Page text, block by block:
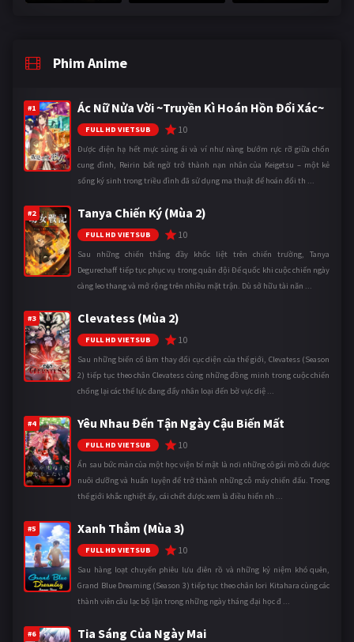
Phim Anime
#1 Ác Nữ Nửa Vời ~Truyền Kì Hoán Hồn Đổi Xác~
FULL HD VIETSUB 10
Được điện hạ hết mực sủng ái và ví như nàng bướm rực rỡ giữa chốn
cung đình, Reirin bất ngờ trở thành nạn nhân của Keigetsu – một kẻ
sống ký sinh trong triều đình đã sử dụng ma thuật để hoán đổi th ...
#2 Tanya Chiến Ký (Mùa 2)
FULL HD VIETSUB 10
Sau những chiến thắng đầy khốc liệt trên chiến trường, Tanya
Degurechaff tiếp tục phục vụ trong quân đội Đế quốc khi cuộc chiến ngày
càng leo thang và mở rộng trên nhiều mặt trận. Dù sở hữu tài năn ...
#3 Clevatess (Mùa 2)
FULL HD VIETSUB 10
Sau những biến cố làm thay đổi cục diện của thế giới, Clevatess (Season
2) tiếp tục theo chân Clevatess cùng những đồng minh trong cuộc chiến
chống lại các thế lực đang đẩy nhân loại đến bờ vực diệ ...
#4 Yêu Nhau Đến Tận Ngày Cậu Biến Mất
FULL HD VIETSUB 10
Ẩn sau bức màn của một học viện bí mật là nơi những cô gái mồ côi được
nuôi dưỡng và huấn luyện để trở thành những cỗ máy chiến đấu. Trong
thế giới khắc nghiệt ấy, cái chết được xem là điều hiển nh ...
#5 Xanh Thẳm (Mùa 3)
FULL HD VIETSUB 10
Sau hàng loạt chuyến phiêu lưu điên rồ và những kỷ niệm khó quên,
Grand Blue Dreaming (Season 3) tiếp tục theo chân Iori Kitahara cùng các
thành viên câu lạc bộ lặn trong những ngày tháng đại học đ ...
#6 Tia Sáng Của Ngày Mai